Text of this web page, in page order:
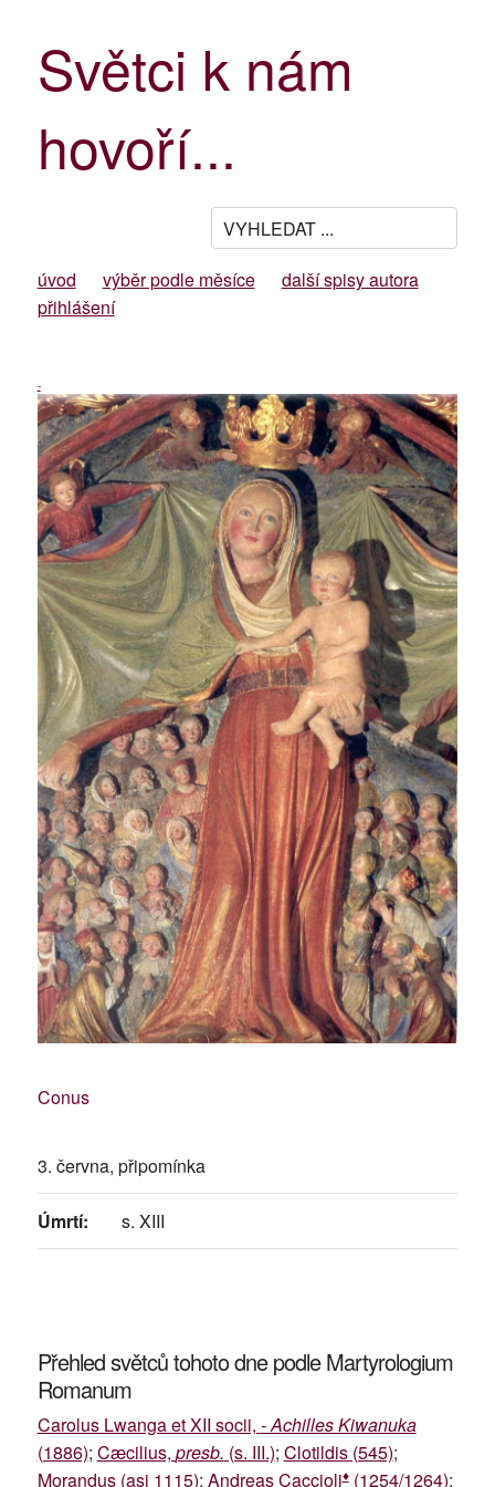
Světci k nám
hovoří...
úvod výběr podle měsíce
další spisy autora
přihlášení
-
Conus
3. června, připomínka
Úmrtí: s. XIII
Přehled světců tohoto dne podle Martyrologium
Romanum
Carolus Lwanga et XII socii, - Achilles Kiwanuka
(1886); Cæcilius, presb. (s. III.); Clotildis (545);
Morandus (asi 1115); Andreas Caccioli♦(1254/1264);